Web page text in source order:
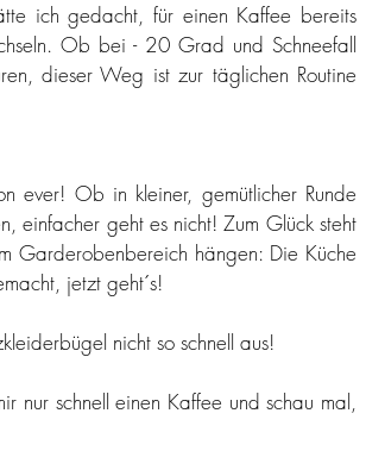
ich gedacht, für einen Kaffee bereits
Ob bei - 20 Grad und Schneefall
dieser Weg ist zur täglichen Routine
ever! Ob in kleiner, gemütlicher Runde
einfacher geht es nicht! Zum Glück steht
Garderobenbereich hängen: Die Küche
jetzt geht´s!
nicht so schnell aus!
nur schnell einen Kaffee und schau mal,